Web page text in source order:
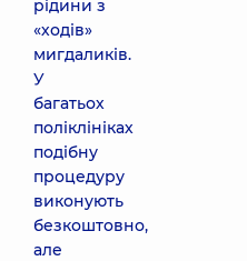
рідини з
«ходів»
мигдаликів.
У
багатьох
поліклініках
подібну
процедуру
виконують
безкоштовно,
але